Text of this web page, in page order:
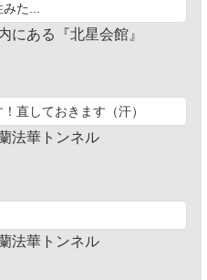
た...
にある『北星会館』
直しておきます（汗）
法華トンネル
法華トンネル